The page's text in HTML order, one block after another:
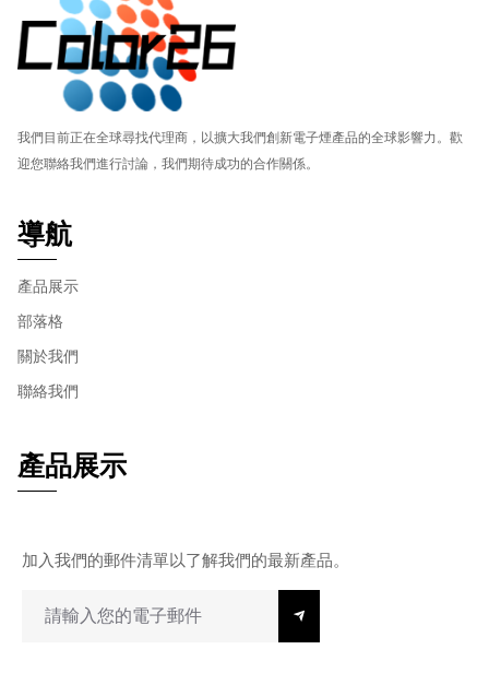
我們目前正在全球尋找代理商，以擴大我們創新電子煙產品的全球影響力。歡
迎您聯絡我們進行討論，我們期待成功的合作關係。
導航
產品展示
部落格
關於我們
聯絡我們
產品展示
加入我們的郵件清單以了解我們的最新產品。